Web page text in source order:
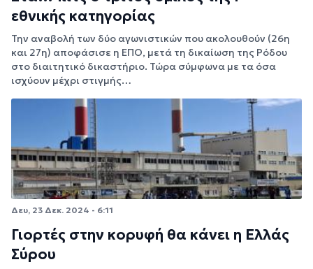
εθνικής κατηγορίας
Την αναβολή των δύο αγωνιστικών που ακολουθούν (26η
και 27η) αποφάσισε η ΕΠΟ, μετά τη δικαίωση της Ρόδου
στο διαιτητικό δικαστήριο. Τώρα σύμφωνα με τα όσα
ισχύουν μέχρι στιγμής…
Δευ, 23 Δεκ. 2024 - 6:11
Γιορτές στην κορυφή θα κάνει η Ελλάς
Σύρου